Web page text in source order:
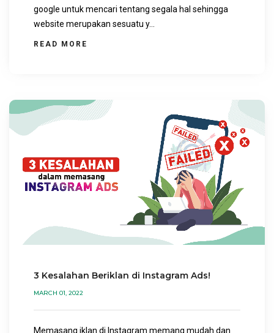
google untuk mencari tentang segala hal sehingga
website merupakan sesuatu y...
READ MORE
3 Kesalahan Beriklan di Instagram Ads!
MARCH 01, 2022
Memasang iklan di Instagram memang mudah dan